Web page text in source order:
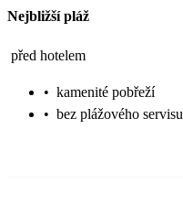
Nejbližší pláž
před hotelem
• kamenité pobřeží
• bez plážového servisu